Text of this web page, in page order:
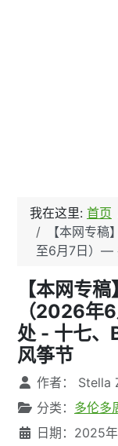
我在这里: 首页
【本网专
至6月7日）—
【本网专
（2026年
处 - 十七
风筝节
文章信息
作者： Stella
分类： 多伦多
日期：2025